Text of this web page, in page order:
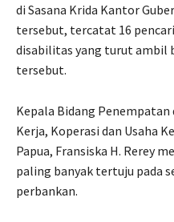
di Sasana Krida Kantor
tersebut, tercatat 16
disabilitas yang turut ambil
tersebut.
Kepala Bidang
Kerja, Koperasi dan Usaha
Papua, Fransiska H. Rerey
paling banyak tertuju pada
perbankan.